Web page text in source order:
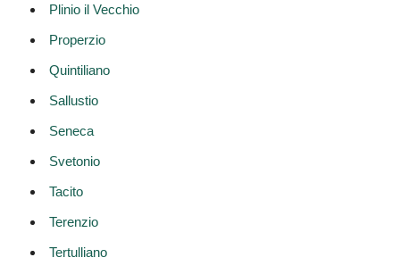
Plinio il Vecchio
Properzio
Quintiliano
Sallustio
Seneca
Svetonio
Tacito
Terenzio
Tertulliano